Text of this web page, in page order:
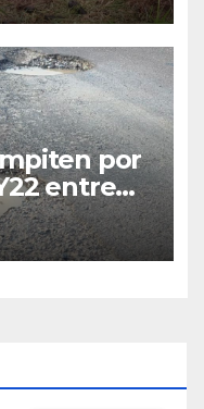
por
entre